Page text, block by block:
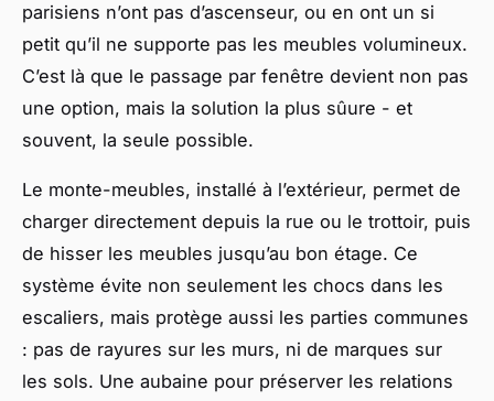
parisiens n’ont pas d’ascenseur, ou en ont un si
petit qu’il ne supporte pas les meubles volumineux.
C’est là que le passage par fenêtre devient non pas
une option, mais la solution la plus sûure - et
souvent, la seule possible.
Le monte-meubles, installé à l’extérieur, permet de
charger directement depuis la rue ou le trottoir, puis
de hisser les meubles jusqu’au bon étage. Ce
système évite non seulement les chocs dans les
escaliers, mais protège aussi les parties communes
: pas de rayures sur les murs, ni de marques sur
les sols. Une aubaine pour préserver les relations